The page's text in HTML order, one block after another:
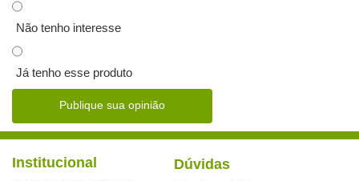
Não tenho interesse
Já tenho esse produto
Publique sua opinião
Institucional Dúvidas